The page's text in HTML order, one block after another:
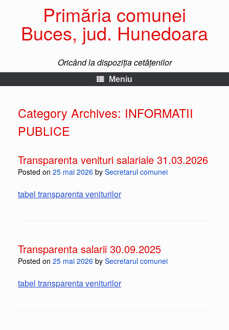
Primăria comunei
Buces, jud. Hunedoara
Oricând la dispoziția cetățenilor
Meniu
Category Archives: INFORMATII
PUBLICE
Transparenta venituri salariale 31.03.2026
Posted on 25 mai 2026 by Secretarul comunei
tabel transparenta veniturilor
Transparenta salarii 30.09.2025
Posted on 25 mai 2026 by Secretarul comunei
tabel transparenta veniturilor